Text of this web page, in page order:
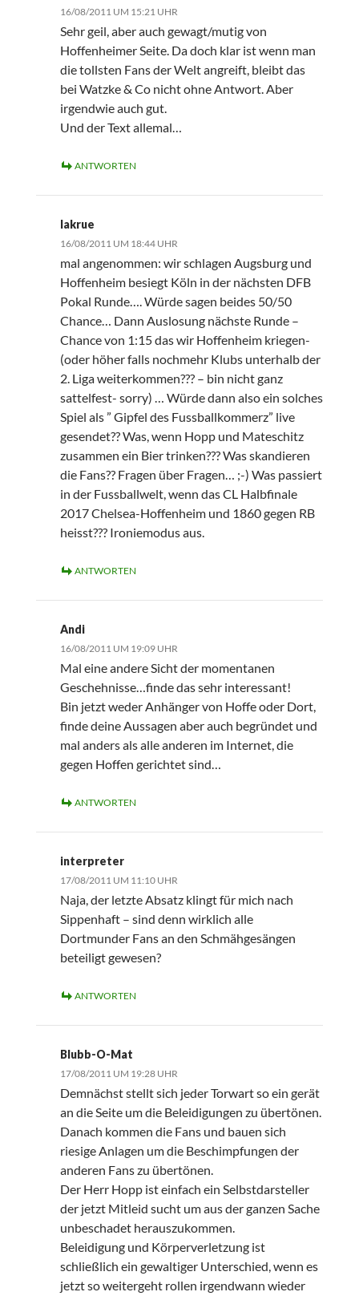
16/08/2011 UM 15:21 UHR
Sehr geil, aber auch gewagt/mutig von
Hoffenheimer Seite. Da doch klar ist wenn man
die tollsten Fans der Welt angreift, bleibt das
bei Watzke & Co nicht ohne Antwort. Aber
irgendwie auch gut.
Und der Text allemal…
ANTWORTEN
lakrue
16/08/2011 UM 18:44 UHR
mal angenommen: wir schlagen Augsburg und
Hoffenheim besiegt Köln in der nächsten DFB
Pokal Runde…. Würde sagen beides 50/50
Chance… Dann Auslosung nächste Runde –
Chance von 1:15 das wir Hoffenheim kriegen-
(oder höher falls nochmehr Klubs unterhalb der
2. Liga weiterkommen??? – bin nicht ganz
sattelfest- sorry) … Würde dann also ein solches
Spiel als ” Gipfel des Fussballkommerz” live
gesendet?? Was, wenn Hopp und Mateschitz
zusammen ein Bier trinken??? Was skandieren
die Fans?? Fragen über Fragen… ;-) Was passiert
in der Fussballwelt, wenn das CL Halbfinale
2017 Chelsea-Hoffenheim und 1860 gegen RB
heisst??? Ironiemodus aus.
ANTWORTEN
Andi
16/08/2011 UM 19:09 UHR
Mal eine andere Sicht der momentanen
Geschehnisse…finde das sehr interessant!
Bin jetzt weder Anhänger von Hoffe oder Dort,
finde deine Aussagen aber auch begründet und
mal anders als alle anderen im Internet, die
gegen Hoffen gerichtet sind…
ANTWORTEN
interpreter
17/08/2011 UM 11:10 UHR
Naja, der letzte Absatz klingt für mich nach
Sippenhaft – sind denn wirklich alle
Dortmunder Fans an den Schmähgesängen
beteiligt gewesen?
ANTWORTEN
Blubb-O-Mat
17/08/2011 UM 19:28 UHR
Demnächst stellt sich jeder Torwart so ein gerät
an die Seite um die Beleidigungen zu übertönen.
Danach kommen die Fans und bauen sich
riesige Anlagen um die Beschimpfungen der
anderen Fans zu übertönen.
Der Herr Hopp ist einfach ein Selbstdarsteller
der jetzt Mitleid sucht um aus der ganzen Sache
unbeschadet herauszukommen.
Beleidigung und Körperverletzung ist
schließlich ein gewaltiger Unterschied, wenn es
jetzt so weitergeht rollen irgendwann wieder